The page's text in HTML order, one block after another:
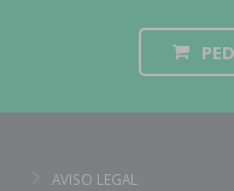
AVISO LEGAL